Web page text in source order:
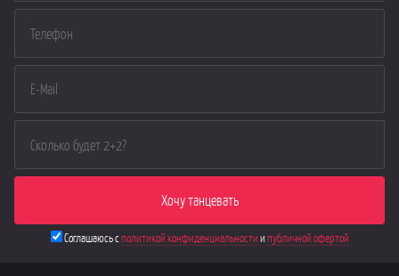
Соглашаюсь сполитикой конфиденциальностиипубличной офертой